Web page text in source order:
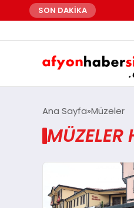
SON DAKİKA
Ana Sayfa Müzeler
MÜZELER